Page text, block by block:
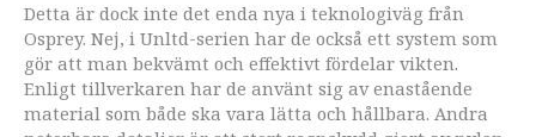
Detta är dock inte det enda nya i teknologiväg från
Osprey. Nej, i Unltd-serien har de också ett system som
gör att man bekvämt och effektivt fördelar vikten.
Enligt tillverkaren har de använt sig av enastående
material som både ska vara lätta och hållbara. Andra